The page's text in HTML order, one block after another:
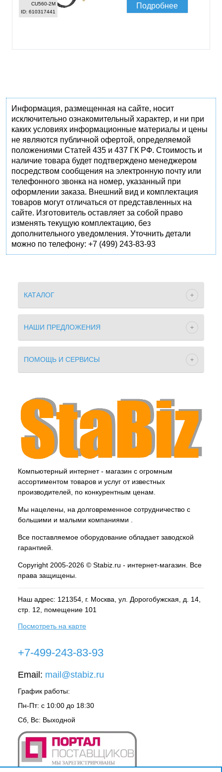
CU560-2M
ID: 610317441
Подробнее
Информация, размещенная на сайте, носит
исключительно ознакомительный характер, и ни при
каких условиях информационные материалы и цены
не являются публичной офертой, определяемой
положениями Статей 435 и 437 ГК РФ. Стоимость и
наличие товара будет подтверждено менеджером
посредством сообщения на электронную почту или
телефонного звонка на номер, указанный при
оформлении заказа. Внешний вид и комплектация
товаров могут отличаться от представленных на
сайте. Изготовитель оставляет за собой право
изменять текущую комплектацию, без
дополнительного уведомления. Уточнить детали
можно по телефону: +7 (499) 243-83-93
КАТАЛОГ
НАШИ ПРЕДЛОЖЕНИЯ
ПОМОЩЬ И СЕРВИСЫ
Компьютерный интернет - магазин с огромным
ассортиментом товаров и услуг от известных
производителей, по конкурентным ценам.
Мы нацелены, на долговременное сотрудничество с
большими и малыми компаниями .
Все поставляемое оборудование обладает заводской
гарантией.
Copyright 2005-2026 © Stabiz.ru - интернет-магазин. Все
права защищены.
Наш адрес: 121354, г. Москва , ул. Дорогобужская, д. 14,
стр. 12, помещение 101
Посмотреть на карте
+7-499-243-83-93
Email: mail@stabiz.ru
График работы:
Пн-Пт: с 10:00 до 18:30
Сб, Вс: Выходной